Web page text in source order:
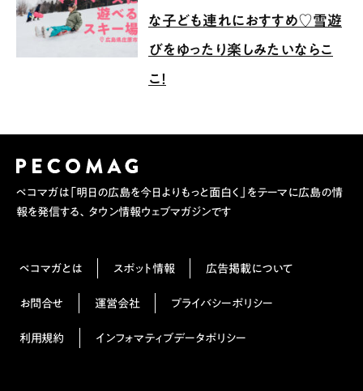
な子ども連れにおすすめ♡雪遊
びをゆったり楽しみたいならこ
こ！
ペコマガは「明日の広島を今日よりもっと面白く」をテーマに広島の情
報を発信する、タウン情報ウェブマガジンです
ペコマガとは スポット情報 広告掲載について
お問合せ 運営会社 プライバシーポリシー
利用規約 インフォマティブデータポリシー